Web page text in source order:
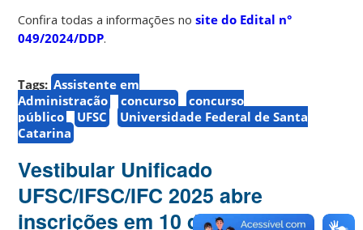
Confira todas a informações nosite do Edital n°
049/2024/DDP.
Tags: Assistente em
Administração
concurso
concurso
público
UFSC
Universidade Federal de Santa
Catarina
Vestibular Unificado
UFSC/IFSC/IFC 2025 abre
inscrições em 10 de